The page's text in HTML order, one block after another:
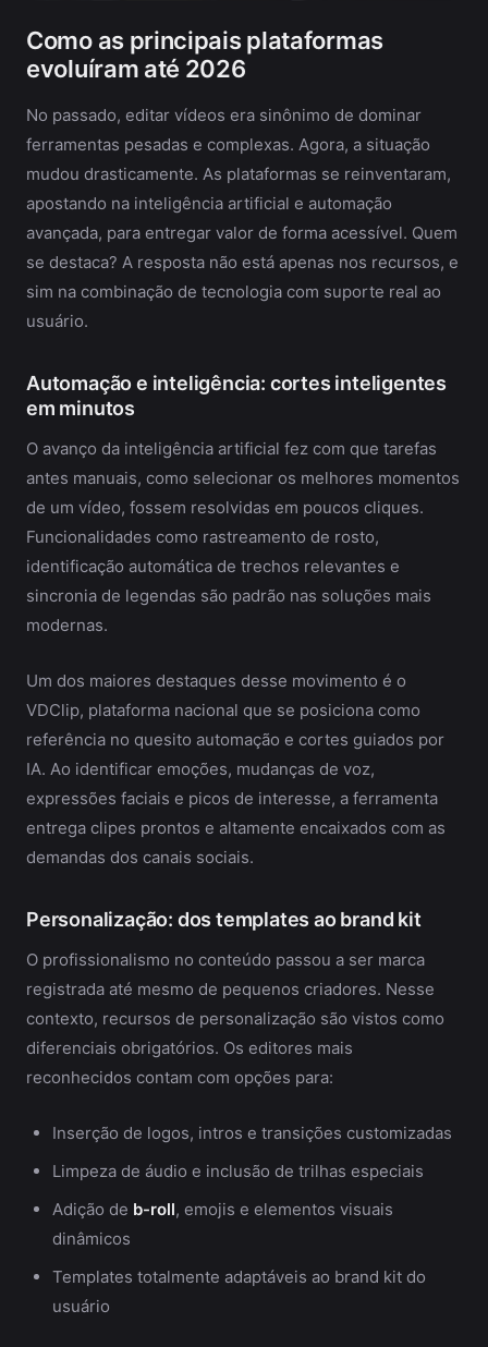
Como as principais plataformas
evoluíram até 2026
No passado, editar vídeos era sinônimo de dominar
ferramentas pesadas e complexas. Agora, a situação
mudou drasticamente. As plataformas se reinventaram,
apostando na inteligência artificial e automação
avançada, para entregar valor de forma acessível. Quem
se destaca? A resposta não está apenas nos recursos, e
sim na combinação de tecnologia com suporte real ao
usuário.
Automação e inteligência: cortes inteligentes
em minutos
O avanço da inteligência artificial fez com que tarefas
antes manuais, como selecionar os melhores momentos
de um vídeo, fossem resolvidas em poucos cliques.
Funcionalidades como rastreamento de rosto,
identificação automática de trechos relevantes e
sincronia de legendas são padrão nas soluções mais
modernas.
Um dos maiores destaques desse movimento é o
VDClip, plataforma nacional que se posiciona como
referência no quesito automação e cortes guiados por
IA. Ao identificar emoções, mudanças de voz,
expressões faciais e picos de interesse, a ferramenta
entrega clipes prontos e altamente encaixados com as
demandas dos canais sociais.
Personalização: dos templates ao brand kit
O profissionalismo no conteúdo passou a ser marca
registrada até mesmo de pequenos criadores. Nesse
contexto, recursos de personalização são vistos como
diferenciais obrigatórios. Os editores mais
reconhecidos contam com opções para:
Inserção de logos, intros e transições customizadas
Limpeza de áudio e inclusão de trilhas especiais
Adição de b-roll, emojis e elementos visuais
dinâmicos
Templates totalmente adaptáveis ao brand kit do
usuário